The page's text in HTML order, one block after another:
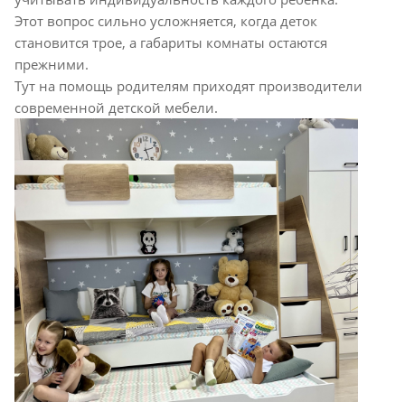
Этот вопрос сильно усложняется, когда деток
становится трое, а габариты комнаты остаются
прежними.
Тут на помощь родителям приходят производители
современной детской мебели.